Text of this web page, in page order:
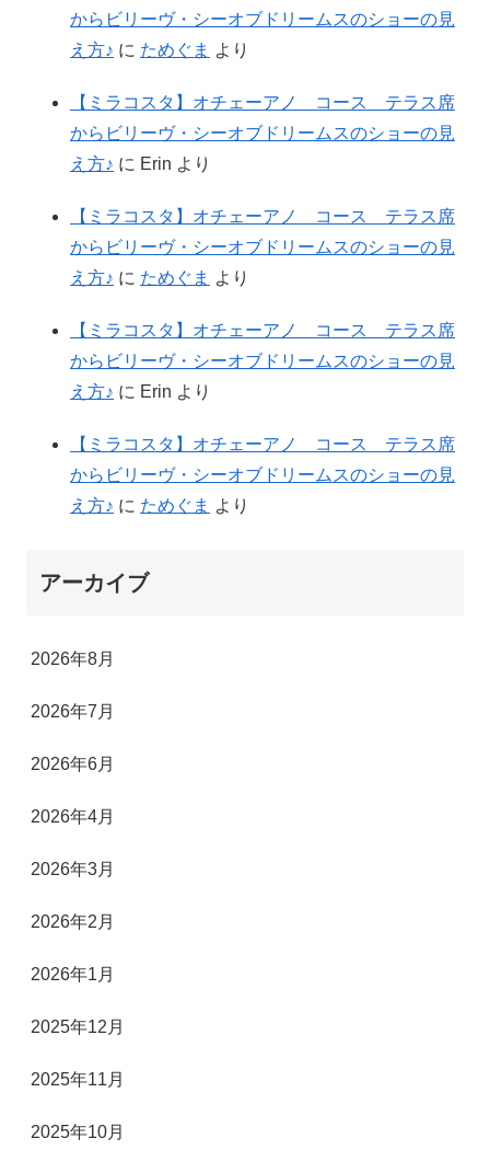
からビリーヴ・シーオブドリームスのショーの見
え方♪ に ためぐま より
【ミラコスタ】オチェーアノ コース テラス席
からビリーヴ・シーオブドリームスのショーの見
え方♪ に Erin より
【ミラコスタ】オチェーアノ コース テラス席
からビリーヴ・シーオブドリームスのショーの見
え方♪ に ためぐま より
【ミラコスタ】オチェーアノ コース テラス席
からビリーヴ・シーオブドリームスのショーの見
え方♪ に Erin より
【ミラコスタ】オチェーアノ コース テラス席
からビリーヴ・シーオブドリームスのショーの見
え方♪ に ためぐま より
アーカイブ
2026年8月
2026年7月
2026年6月
2026年4月
2026年3月
2026年2月
2026年1月
2025年12月
2025年11月
2025年10月